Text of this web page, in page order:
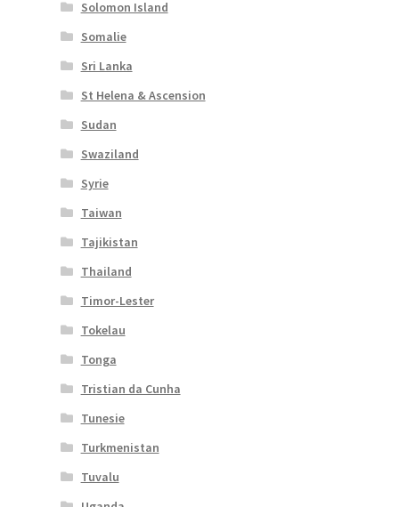
Solomon Island
Somalie
Sri Lanka
St Helena & Ascension
Sudan
Swaziland
Syrie
Taiwan
Tajikistan
Thailand
Timor-Lester
Tokelau
Tonga
Tristian da Cunha
Tunesie
Turkmenistan
Tuvalu